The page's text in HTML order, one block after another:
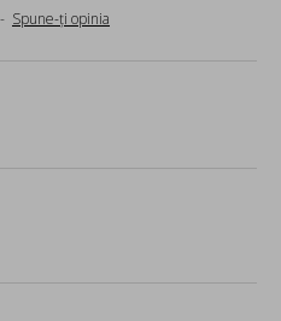
- Spune-ţi opinia